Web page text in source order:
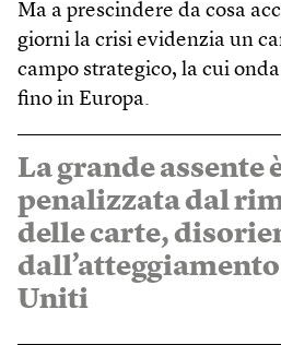
Ma a prescindere da cosa
giorni la crisi evidenzia un
campo strategico, la cui
fino in Europa.
La grande assente
penalizzata dal
delle carte,
Uniti